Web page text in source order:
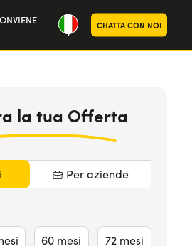
CHATTA CON NOI
la tua Offerta
Per aziende
60 mesi 72 mesi